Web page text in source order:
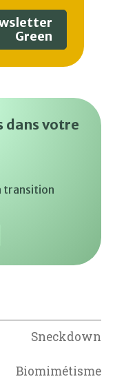
Green
dans votre
transition
Sneckdown
Biomimétisme